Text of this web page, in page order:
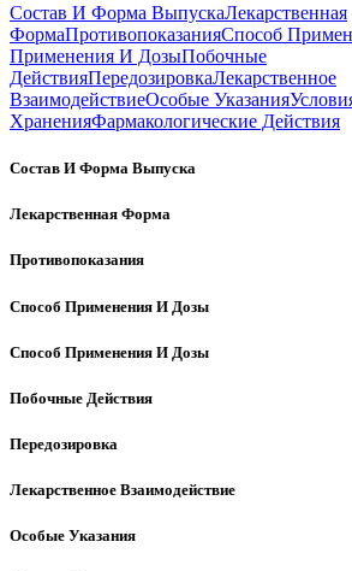
Состав И Форма ВыпускаЛекарственная
ФормаПротивопоказанияСпособ
Применения И ДозыПобочные
ДействияПередозировкаЛекарственное
ВзаимодействиеОсобые Указания
ХраненияФармакологические Действия
Состав И Форма Выпуска
Лекарственная Форма
Противопоказания
Способ Применения И Дозы
Способ Применения И Дозы
Побочные Действия
Передозировка
Лекарственное Взаимодействие
Особые Указания